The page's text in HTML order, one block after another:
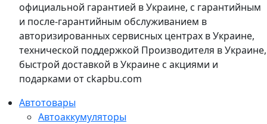
официальной гарантией в Украине, с гарантийным
и после-гарантийным обслуживанием в
авторизированных сервисных центрах в Украине,
технической поддержкой Производителя в Украине,
быстрой доставкой в Украине с акциями и
подарками от ckapbu.com
Автотовары
Автоаккумуляторы